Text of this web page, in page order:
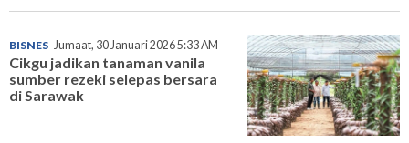
BISNES Jumaat, 30 Januari 2026 5:33 AM
Cikgu jadikan tanaman vanila
sumber rezeki selepas bersara
di Sarawak